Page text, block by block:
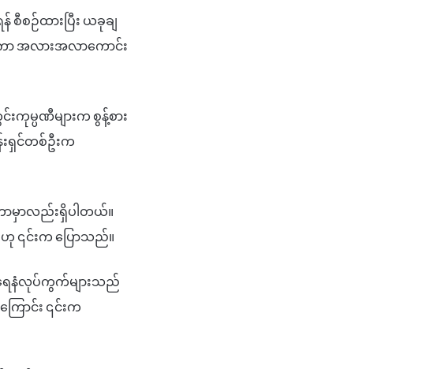
စဉ်ထားပြီး ယခုချ
ကာ အလားအလာကောင်း
မ္ပဏီများက စွန့်စား
းရှင်တစ်ဦးက
ကာမှာလည်းရှိပါတယ်။
၎င်းက ပြောသည်။
နံလုပ်ကွက်များသည်
ြောင်း ၎င်းက